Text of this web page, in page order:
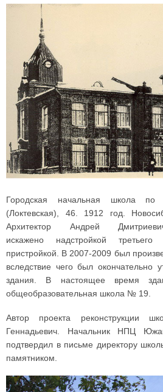
Городская начальная школа по
(Локтевская), 46. 1912 год.
Архитектор Андрей
искажено надстройкой
пристройкой. В 2007-2009 был
вследствие чего был окончательно
здания. В настоящее время
общеобразовательная школа № 19.
Автор проекта реконструкции
Геннадьевич. Начальник НПЦ
подтвердил в письме директору
памятником.